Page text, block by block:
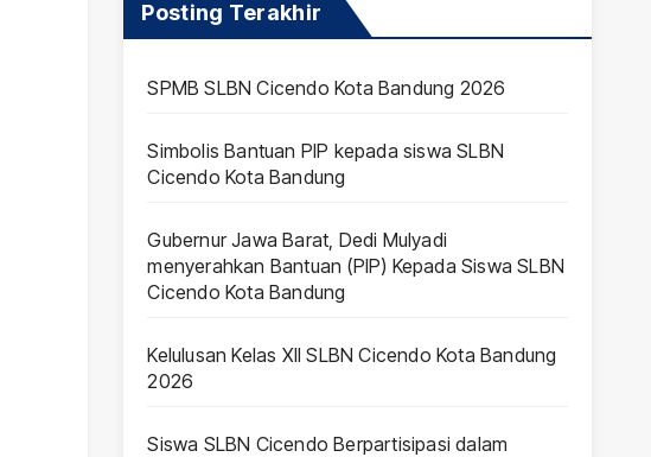
Posting Terakhir
SPMB SLBN Cicendo Kota Bandung 2026
Simbolis Bantuan PIP kepada siswa SLBN
Cicendo Kota Bandung
Gubernur Jawa Barat, Dedi Mulyadi
menyerahkan Bantuan (PIP) Kepada Siswa SLBN
Cicendo Kota Bandung
Kelulusan Kelas XII SLBN Cicendo Kota Bandung
2026
Siswa SLBN Cicendo Berpartisipasi dalam